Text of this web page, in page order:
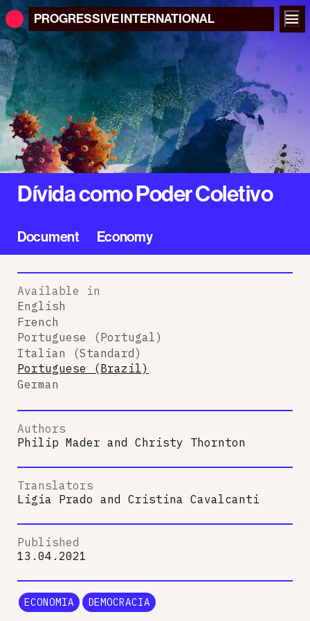
PROGRESSIVEINTERNATIONAL
Dívida como Poder Coletivo
Document Economy
Available in
English
French
Portuguese (Portugal)
Italian (Standard)
Portuguese (Brazil)
German
Authors
Philip Mader and Christy Thornton
Translators
Ligia Prado and Cristina Cavalcanti
Published
13.04.2021
ECONOMIA DEMOCRACIA